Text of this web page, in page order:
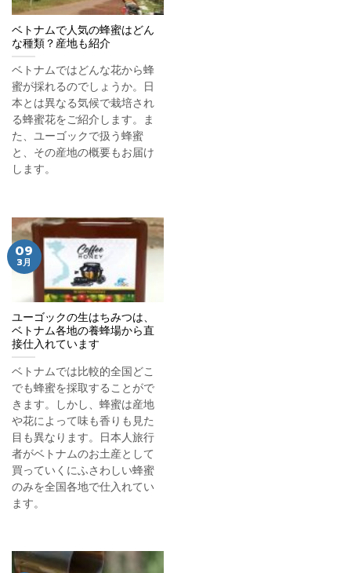
ベトナムで人気の蜂蜜はどん
な種類？産地も紹介
ベトナムではどんな花から蜂
蜜が採れるのでしょうか。日
本とは異なる気候で栽培され
る蜂蜜花をご紹介します。ま
た、ユーゴックで扱う蜂蜜
と、その産地の概要もお届け
します。
ユーゴックの生はちみつは、
ベトナム各地の養蜂場から直
接仕入れています
ベトナムでは比較的全国どこ
でも蜂蜜を採取することがで
きます。しかし、蜂蜜は産地
や花によって味も香りも見た
目も異なります。日本人旅行
者がベトナムのお土産として
買っていくにふさわしい蜂蜜
のみを全国各地で仕入れてい
ます。
09
3月